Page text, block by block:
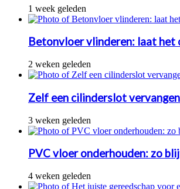
1 week geleden
Betonvloer vlinderen: laat het
2 weken geleden
Zelf een cilinderslot
3 weken geleden
PVC vloer onderhouden: zo
4 weken geleden